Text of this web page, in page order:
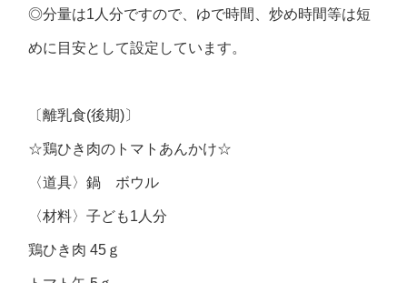
◎分量は1人分ですので、ゆで時間、炒め時間等は短
めに目安として設定しています。
〔離乳食(後期)〕
☆鶏ひき肉のトマトあんかけ☆
〈道具〉鍋 ボウル
〈材料〉子ども1人分
鶏ひき肉 45ｇ